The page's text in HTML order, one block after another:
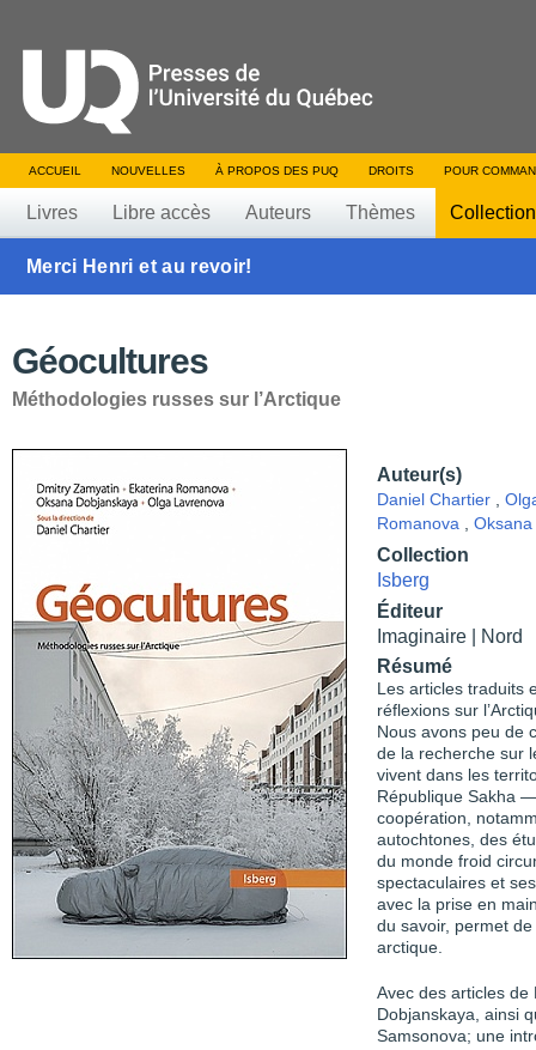
ACCUEIL NOUVELLES À PROPOS DES PUQ DROITS POUR
Livres Libre accès Auteurs Thèmes
Merci Henri et au revoir!
Géocultures
Méthodologies russes sur l’Arctique
Auteur(s)
Daniel Chartier
Romanova
Collection
Isberg
Éditeur
Imaginaire | Nord
Résumé
Les articles traduits
réflexions sur
Nous avons peu de
de la recherche sur
vivent dans les
République Sakha
coopération,
autochtones, des
du monde froid
spectaculaires et
avec la prise en
du savoir, permet
arctique.
Avec des articles de
Dobjanskaya, ainsi
Samsonova; une